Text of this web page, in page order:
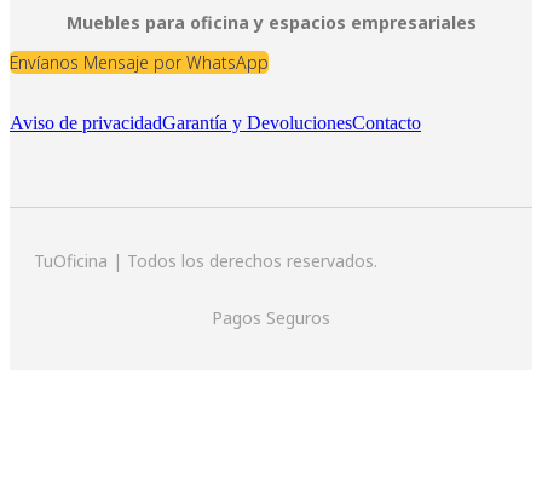
Muebles para oficina y espacios empresariales
Envíanos Mensaje por WhatsApp
Aviso de privacidadGarantía y DevolucionesContacto
TuOficina | Todos los derechos reservados.
Pagos Seguros